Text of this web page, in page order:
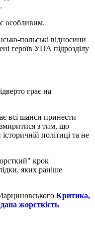
.
особливим.
польські відносини
героїв УПА підрозділу
грає на
всі шанси принести
змиритися з тим, що
політиці та не
крок
яких раніше
Критика,
жорсткість